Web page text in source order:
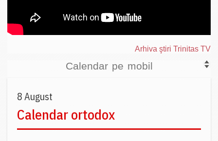
Arhiva ştiri Trinitas TV
Calendar pe mobil
8 August
Calendar ortodox